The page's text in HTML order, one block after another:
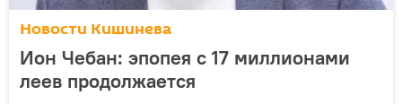
Новости Кишинева
Ион Чебан: эпопея с 17 миллионами
леев продолжается